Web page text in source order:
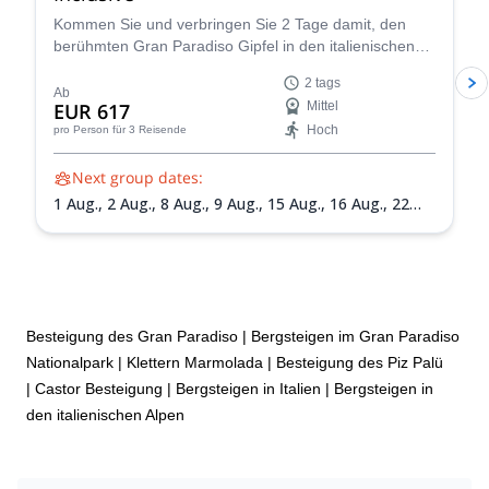
Kommen Sie und verbringen Sie 2 Tage damit, den
berühmten Gran Paradiso Gipfel in den italienischen
Guides im Peakshunter-Team zu besteigen.
Ab
EUR 617
pro Person für 3 Reisende
2 tags
Mittel
Hoch
Next group dates:
1 Aug., 2 Aug., 8 Aug., 9 Aug., 15 Aug., 16 Aug., 22
Besteigung des Gran Paradiso | Bergsteigen im Gran Paradiso
Nationalpark | Klettern Marmolada | Besteigung des Piz Palü
| Castor Besteigung | Bergsteigen in Italien | Bergsteigen in
den italienischen Alpen